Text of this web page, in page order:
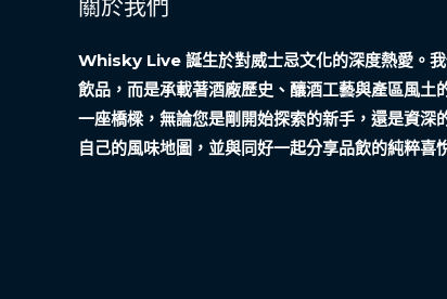
關於我們
Whisky Live 誕生於對威士忌文化的深度熱愛。
飲品，而是承載著酒廠歷史、釀酒工藝與產區風土
一座橋樑，無論您是剛開始探索的新手，還是資深
自己的風味地圖，並與同好一起分享品飲的純粹喜